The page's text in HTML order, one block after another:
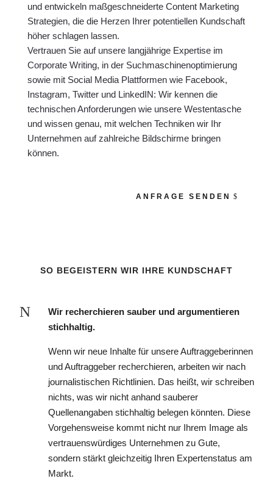
und entwickeln maßgeschneiderte Content Marketing
Strategien, die die Herzen Ihrer potentiellen Kundschaft
höher schlagen lassen.
Vertrauen Sie auf unsere langjährige Expertise im
Corporate Writing, in der Suchmaschinenoptimierung
sowie mit Social Media Plattformen wie Facebook,
Instagram, Twitter und LinkedIN: Wir kennen die
technischen Anforderungen wie unsere Westentasche
und wissen genau, mit welchen Techniken wir Ihr
Unternehmen auf zahlreiche Bildschirme bringen
können.
ANFRAGE SENDEN
SO BEGEISTERN WIR IHRE KUNDSCHAFT
N
Wir recherchieren sauber und argumentieren
stichhaltig.
Wenn wir neue Inhalte für unsere Auftraggeberinnen
und Auftraggeber recherchieren, arbeiten wir nach
journalistischen Richtlinien. Das heißt, wir schreiben
nichts, was wir nicht anhand sauberer
Quellenangaben stichhaltig belegen könnten. Diese
Vorgehensweise kommt nicht nur Ihrem Image als
vertrauenswürdiges Unternehmen zu Gute,
sondern stärkt gleichzeitig Ihren Expertenstatus am
Markt.